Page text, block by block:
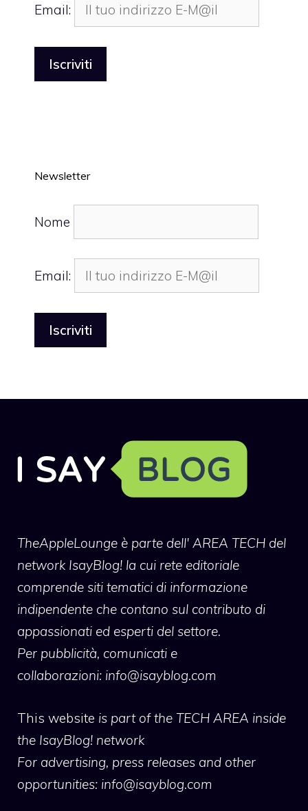
Email:
Newsletter
Nome
Email:
TheAppleLounge è parte dell' AREA TECH del
network IsayBlog! la cui rete editoriale
comprende siti tematici di informazione
indipendente che contano sul contributo di
appassionati ed esperti del settore.
Per pubblicità, comunicati e
collaborazioni: info@isayblog.com
This website is part of the TECH AREA inside
the IsayBlog! network
For advertising, press releases and other
opportunities: info@isayblog.com